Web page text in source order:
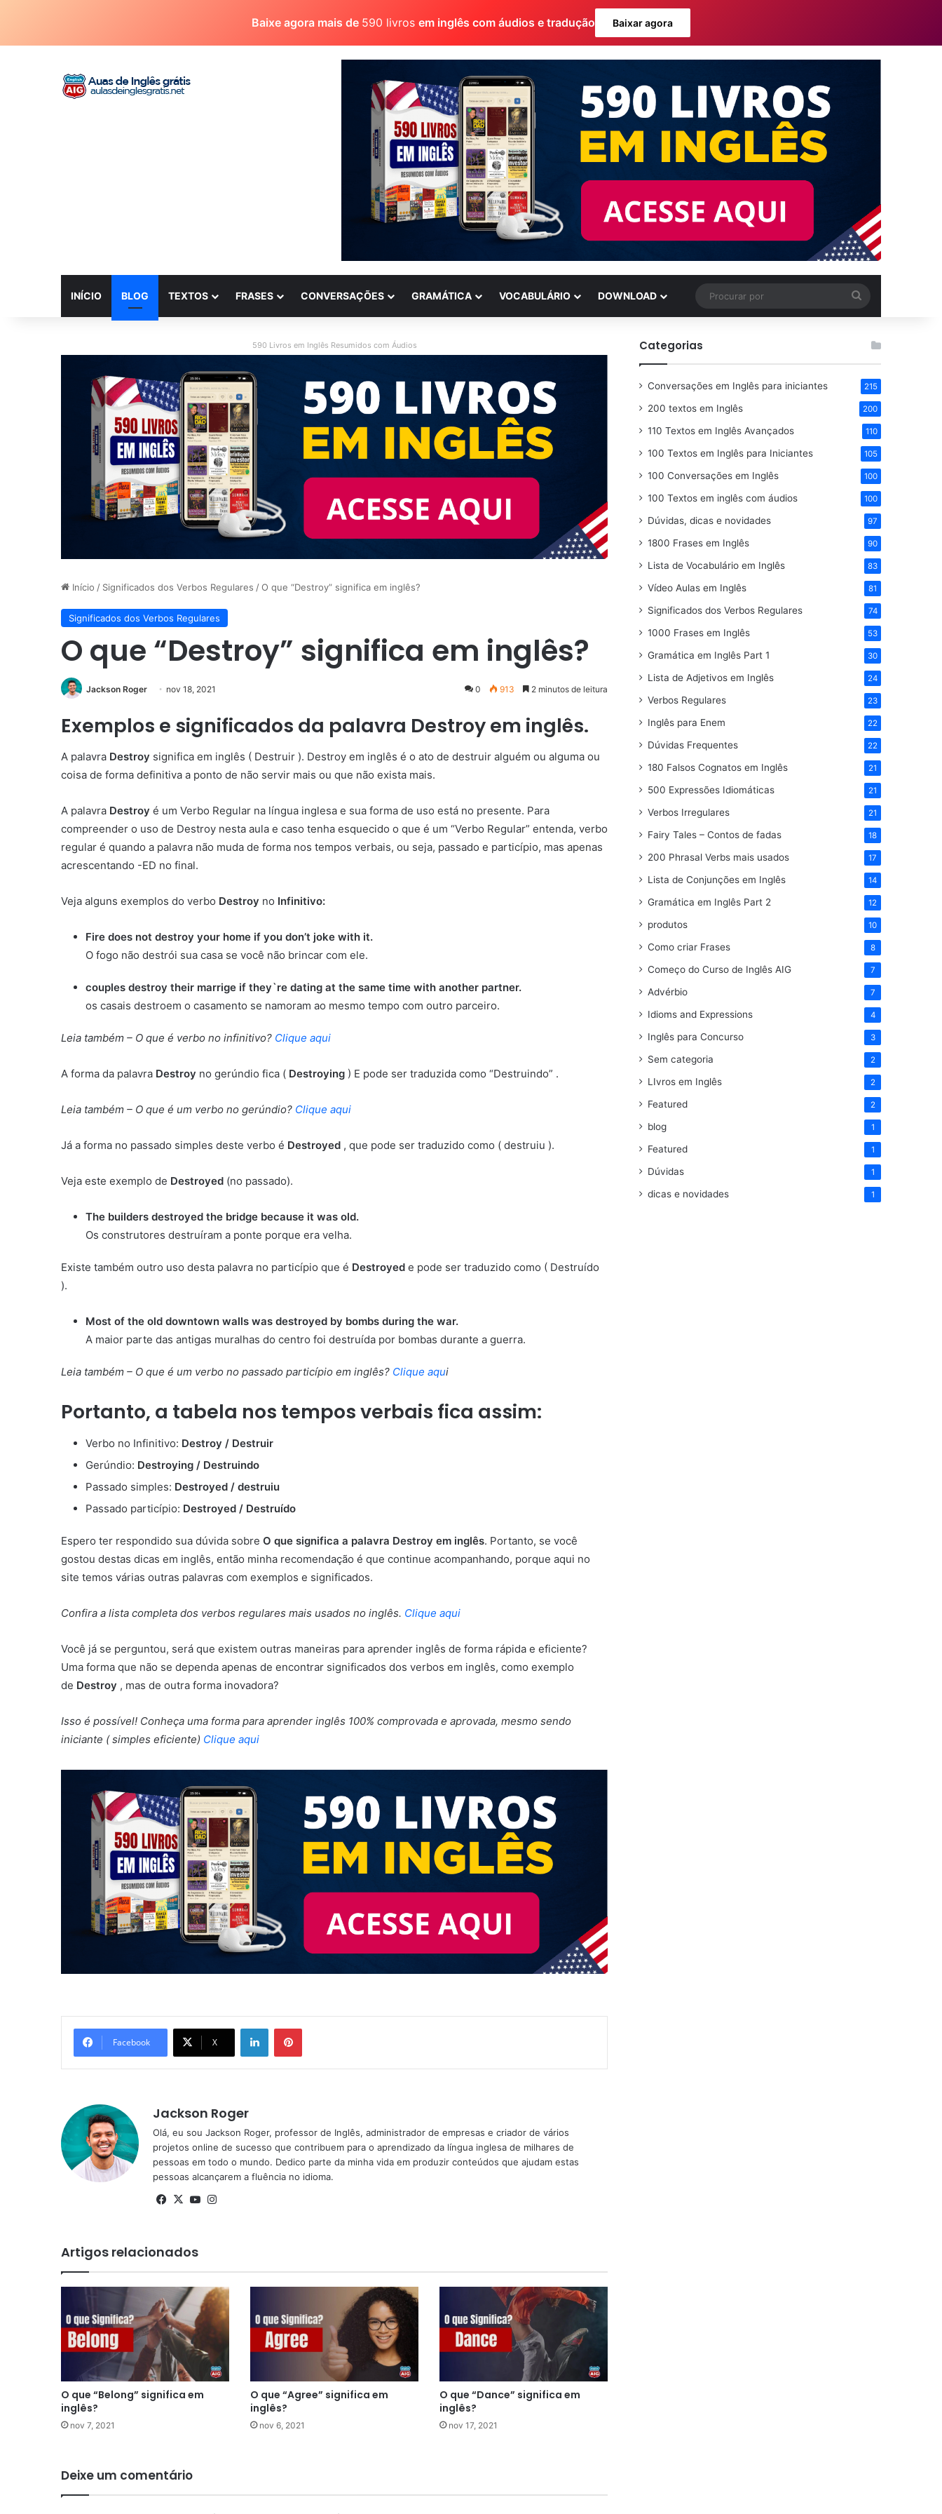
Baixe agora mais de 590 livros em inglês com áudios e tradução Baixar agora
INÍCIO BLOG TEXTOS FRASES CONVERSAÇÕES GRAMÁTICA VOCABULÁRIO DOWNLOAD
por
590 Livros em Inglês Resumidos com Áudios
Início / Significados dos Verbos Regulares /O que “Destroy” significa em inglês?
Significados dos Verbos Regulares
O que “Destroy” significa em inglês?
Jackson Roger nov 18, 2021 0 913 2 minutos de leitura
Exemplos e significados da palavra Destroy em inglês.
A palavra Destroy significa em inglês ( Destruir ). Destroy em inglês é o ato de destruir alguém ou alguma ou
coisa de forma definitiva a ponto de não servir mais ou que não exista mais.
A palavra Destroy é um Verbo Regular na língua inglesa e sua forma de uso está no presente. Para
compreender o uso de Destroy nesta aula e caso tenha esquecido o que é um “Verbo Regular” entenda, verbo
regular é quando a palavra não muda de forma nos tempos verbais, ou seja, passado e particípio, mas apenas
acrescentando -ED no final.
Veja alguns exemplos do verbo Destroy no Infinitivo:
Fire does not destroy your home if you don’t joke with it.
O fogo não destrói sua casa se você não brincar com ele.
couples destroy their marrige if they`re dating at the same time with another partner.
os casais destroem o casamento se namoram ao mesmo tempo com outro parceiro.
Leia também – O que é verbo no infinitivo? Clique aqui
A forma da palavra Destroy no gerúndio fica ( Destroying ) E pode ser traduzida como “Destruindo” .
Leia também – O que é um verbo no gerúndio? Clique aqui
Já a forma no passado simples deste verbo é Destroyed , que pode ser traduzido como ( destruiu ).
Veja este exemplo de Destroyed (no passado).
The builders destroyed the bridge because it was old.
Os construtores destruíram a ponte porque era velha.
Existe também outro uso desta palavra no particípio que é Destroyed e pode ser traduzido como ( Destruído
).
Most of the old downtown walls was destroyed by bombs during the war.
A maior parte das antigas muralhas do centro foi destruída por bombas durante a guerra.
Leia também – O que é um verbo no passado particípio em inglês? Clique aqui
Portanto, a tabela nos tempos verbais fica assim:
Verbo no Infinitivo: Destroy / Destruir
Gerúndio: Destroying / Destruindo
Passado simples: Destroyed / destruiu
Passado particípio: Destroyed / Destruído
Espero ter respondido sua dúvida sobre O que significa a palavra Destroy em inglês. Portanto, se você
gostou destas dicas em inglês, então minha recomendação é que continue acompanhando, porque aqui no
site temos várias outras palavras com exemplos e significados.
Confira a lista completa dos verbos regulares mais usados no inglês. Clique aqui
Você já se perguntou, será que existem outras maneiras para aprender inglês de forma rápida e eficiente?
Uma forma que não se dependa apenas de encontrar significados dos verbos em inglês, como exemplo
de Destroy , mas de outra forma inovadora?
Isso é possível! Conheça uma forma para aprender inglês 100% comprovada e aprovada, mesmo sendo
iniciante ( simples eficiente) Clique aqui
Facebook X
LinkedinPinterest
Jackson Roger
Olá, eu sou Jackson Roger, professor de Inglês, administrador de empresas e criador de vários
projetos online de sucesso que contribuem para o aprendizado da língua inglesa de milhares de
pessoas em todo o mundo. Dedico parte da minha vida em produzir conteúdos que ajudam estas
pessoas alcançarem a fluência no idioma.
Facebook
X YouTube
Artigos relacionados
O que “Belong” significa em
inglês?
nov 7, 2021
O que “Agree” significa em
inglês?
nov 6, 2021
O que “Dance” significa em
inglês?
nov 17, 2021
Deixe um comentário
Categorias
Conversações em Inglês para iniciantes 215
200 textos em Inglês 200
110 Textos em Inglês Avançados 110
100 Textos em Inglês para Iniciantes 105
100 Conversações em Inglês 100
100 Textos em inglês com áudios 100
Dúvidas, dicas e novidades 97
1800 Frases em Inglês 90
Lista de Vocabulário em Inglês 83
Vídeo Aulas em Inglês 81
Significados dos Verbos Regulares 74
1000 Frases em Inglês 53
Gramática em Inglês Part 1 30
Lista de Adjetivos em Inglês 24
Verbos Regulares 23
Inglês para Enem 22
Dúvidas Frequentes 22
180 Falsos Cognatos em Inglês 21
500 Expressões Idiomáticas 21
Verbos Irregulares 21
Fairy Tales – Contos de fadas 18
200 Phrasal Verbs mais usados 17
Lista de Conjunções em Inglês 14
Gramática em Inglês Part 2 12
produtos 10
Como criar Frases 8
Começo do Curso de Inglês AIG 7
Advérbio 7
Idioms and Expressions 4
Inglês para Concurso 3
Sem categoria 2
LIvros em Inglês 2
Featured 2
blog 1
Featured 1
Dúvidas 1
dicas e novidades 1